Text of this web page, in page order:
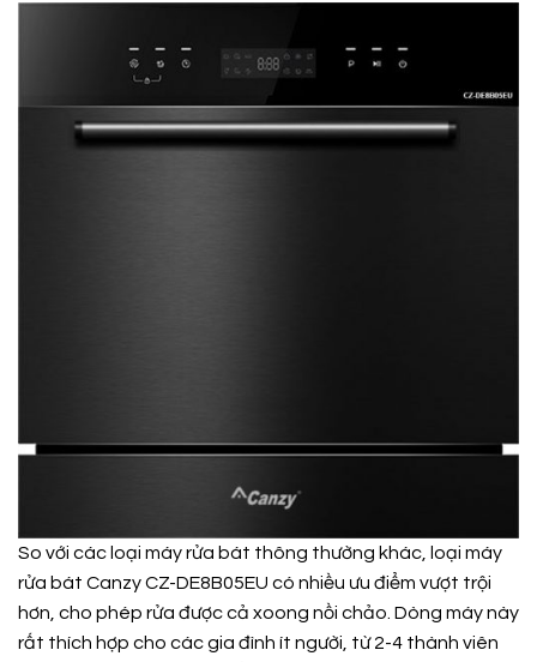
So với các loại máy rửa bát thông thường khác, loại máy
rửa bát Canzy CZ-DE8B05EU có nhiều ưu điểm vượt trội
hơn, cho phép rửa được cả xoong nồi chảo. Dòng máy này
rất thích hợp cho các gia đình ít người, từ 2-4 thành viên